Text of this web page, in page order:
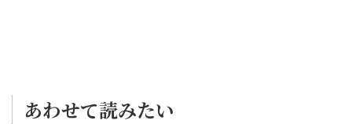
あわせて読みたい